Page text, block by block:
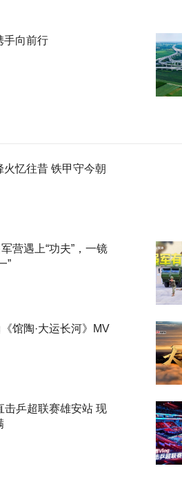
手向前行
火忆往昔 铁甲守今朝
营遇上“功夫”，一镜
”
馆陶·大运长河》MV
击乒超联赛雄安站 现